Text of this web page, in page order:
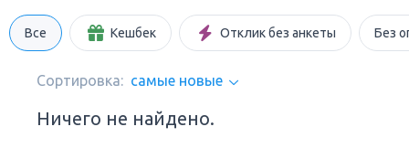
Все Кешбек Отклик без анкеты Без
Сортировка: самые новые
Ничего не найдено.